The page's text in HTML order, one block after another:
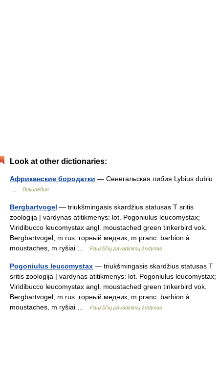
Look at other dictionaries:
Африканские бородатки — Сенегальская либия Lybius dubiu
Википедия
Bergbartvogel — triukšmingasis skardžius statusas T sritis
zoologija | vardynas atitikmenys: lot. Pogoniulus leucomystax;
Viridibucco leucomystax angl. moustached green tinkerbird vok.
Bergbartvogel, m rus. горный медник, m pranc. barbion à
moustaches, m ryšiai …
Paukščių pavadinimų žodynas
Pogoniulus leucomystax — triukšmingasis skardžius statusas T
sritis zoologija | vardynas atitikmenys: lot. Pogoniulus leucomystax;
Viridibucco leucomystax angl. moustached green tinkerbird vok.
Bergbartvogel, m rus. горный медник, m pranc. barbion à
moustaches, m ryšiai …
Paukščių pavadinimų žodynas